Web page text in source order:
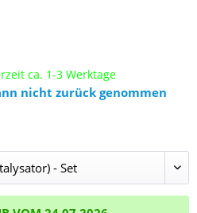
ca. 1-3 Werktage
nicht zurück genommen